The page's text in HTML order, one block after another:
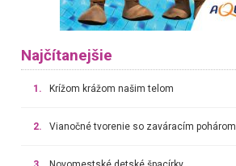
Najčítanejšie
1. Krížom krážom našim telom
2. Vianočné tvorenie so zaváracím pohárom